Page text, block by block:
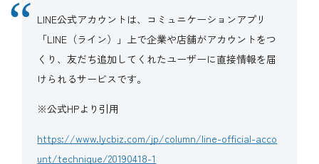
LINE公式アカウントは、コミュニケーションアプリ
「LINE（ライン）」上で企業や店舗がアカウントをつ
くり、友だち追加してくれたユーザーに直接情報を届
けられるサービスです。
※公式HPより引用
https://www.lycbiz.com/jp/column/line-official-acco
unt/technique/20190418-1